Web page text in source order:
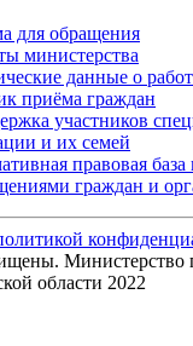
для обращения
министерства
данные о
приёма граждан
участников
и их семей
правовая база
граждан и
Министерство
области 2022